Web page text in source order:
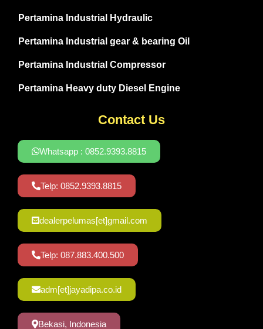
Pertamina Industrial Hydraulic
Pertamina Industrial gear & bearing Oil
Pertamina Industrial Compressor
Pertamina Heavy duty Diesel Engine
Contact Us
Whatsapp : 0852.9393.8815
Telp: 0852.9393.8815
dealerpelumas[et]gmail.com
Telp: 087.883.400.500
adm[et]jayadipa.co.id
Bekasi, Indonesia